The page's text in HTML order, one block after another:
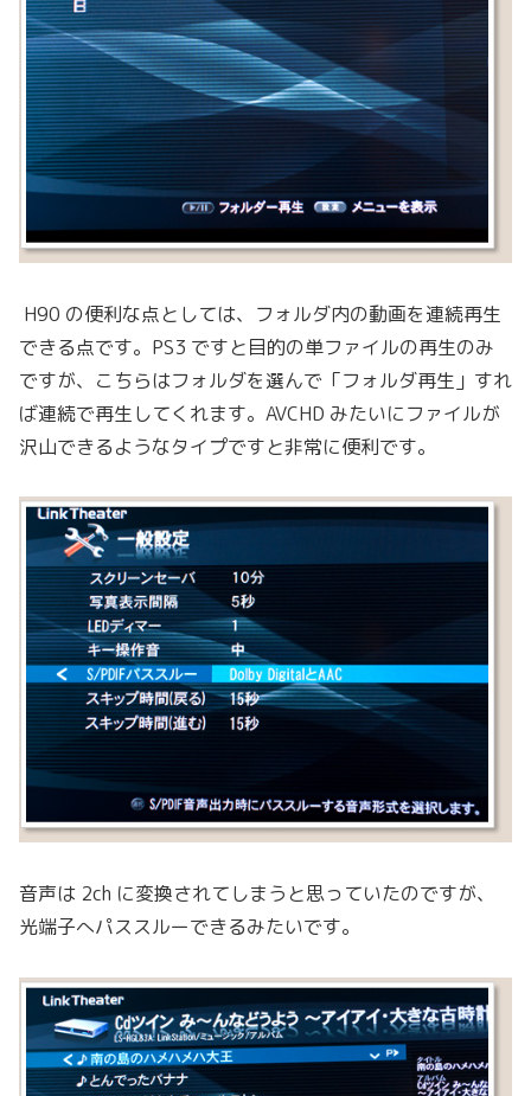
H90 の便利な点としては、フォルダ内の動画を連続再生
できる点です。PS3 ですと目的の単ファイルの再生のみ
ですが、こちらはフォルダを選んで「フォルダ再生」すれ
ば連続で再生してくれます。AVCHD みたいにファイルが
沢山できるようなタイプですと非常に便利です。
音声は 2ch に変換されてしまうと思っていたのですが、
光端子へパススルーできるみたいです。